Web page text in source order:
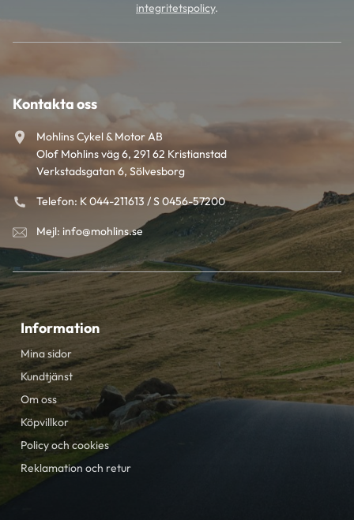
integritetspolicy.
Kontakta oss
Mohlins Cykel & Motor AB
Olof Mohlins väg 6, 291 62 Kristianstad
Verkstadsgatan 6, Sölvesborg
Telefon: K 044-211613 / S 0456-57200
Mejl: info@mohlins.se
Information
Mina sidor
Kundtjänst
Om oss
Köpvillkor
Policy och cookies
Reklamation och retur